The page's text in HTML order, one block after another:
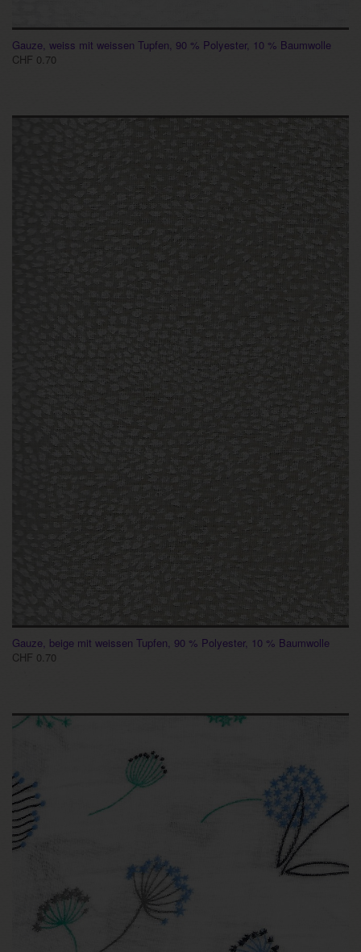
Gauze, weiss mit weissen Tupfen, 90 % Polyester, 10 % Baumwolle
CHF 0.70
Gauze, beige mit weissen Tupfen, 90 % Polyester, 10 % Baumwolle
CHF 0.70